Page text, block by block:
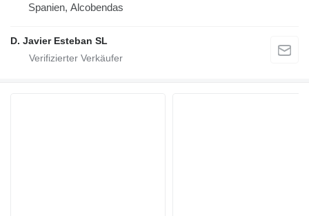
Spanien, Alcobendas
D. Javier Esteban SL